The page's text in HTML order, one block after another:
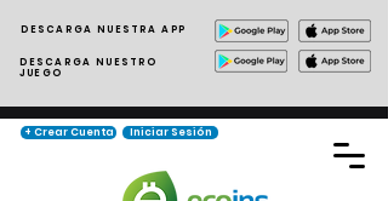
DESCARGA NUESTRA APP
DESCARGA NUESTRO
JUEGO
+ Crear Cuenta Iniciar Sesión